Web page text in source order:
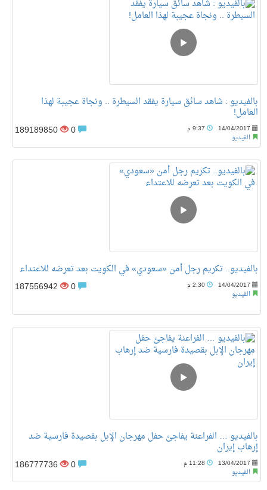
بالفيديو : شاهد سائق سيارة يفقد السيطرة .. ونجاة عجيبة لهذا
العامل!
14/04/2017
الفيديو 189189850
بالفيديو.. تكريم رجل أمن «سعودي» في الكويت بعد تعرضه للاعتداء
14/04/2017
الفيديو 187556942
بالفيديو … الفراعنة يفاجئ حفل مهرجان الإبل بقصيدة فارسية ضد
إرهاب إيران
13/04/2017
الفيديو 186777736